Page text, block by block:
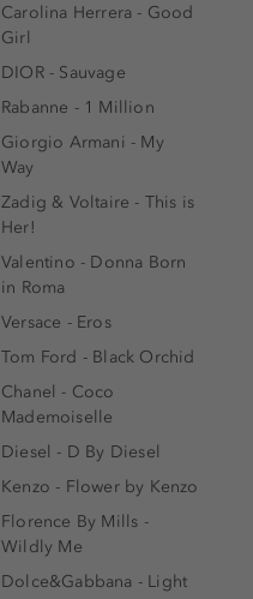
Carolina Herrera - Good
Girl
DIOR - Sauvage
Rabanne - 1 Million
Giorgio Armani - My
Way
Zadig & Voltaire - This is
Her!
Valentino - Donna Born
in Roma
Versace - Eros
Tom Ford - Black Orchid
Chanel - Coco
Mademoiselle
Diesel - D By Diesel
Kenzo - Flower by Kenzo
Florence By Mills -
Wildly Me
Dolce&Gabbana - Light